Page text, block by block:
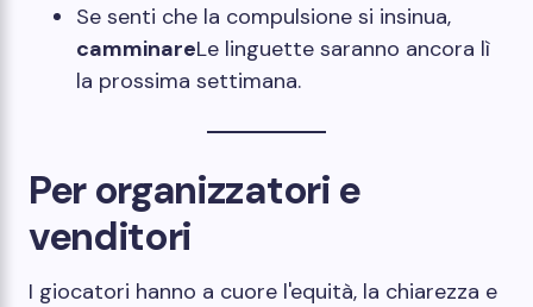
Se senti che la compulsione si insinua,
camminareLe linguette saranno ancora lì
la prossima settimana.
Per organizzatori e
venditori
I giocatori hanno a cuore l'equità, la chiarezza e